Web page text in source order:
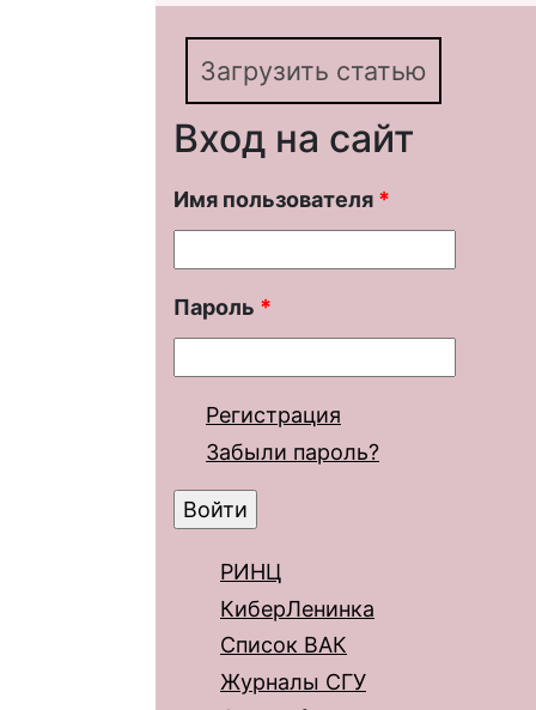
Загрузить статью
Вход на сайт
Имя пользователя *
Пароль *
Регистрация
Забыли пароль?
РИНЦ
КиберЛенинка
Список ВАК
Журналы СГУ